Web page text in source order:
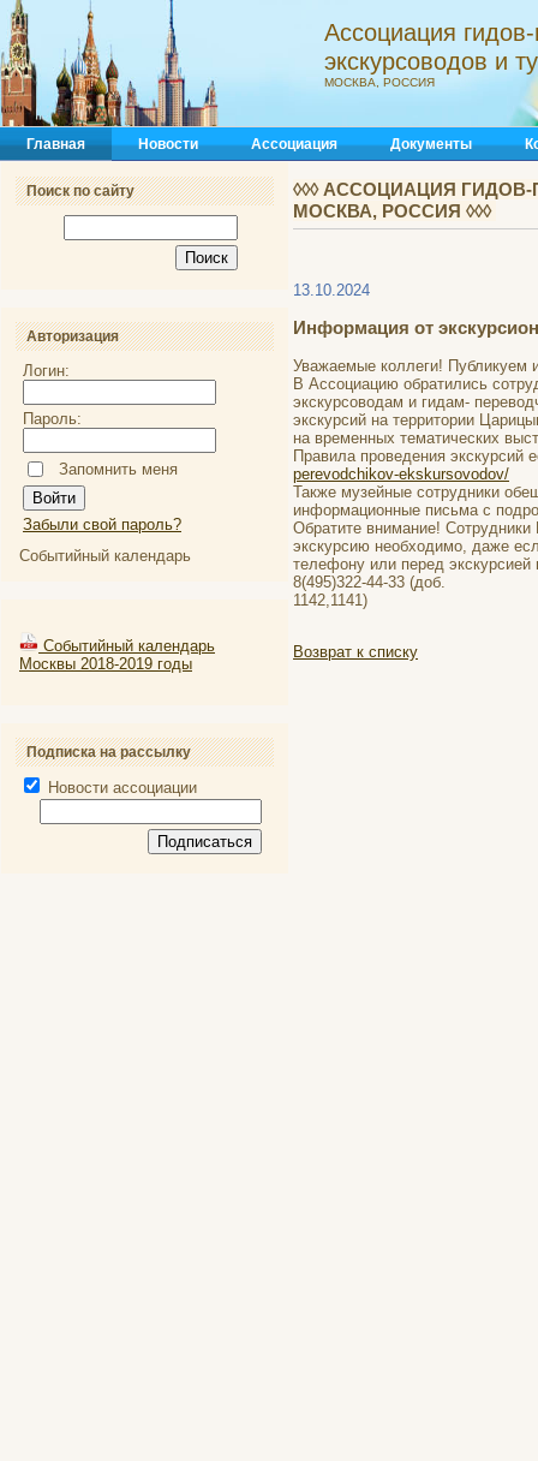
Ассоциация
экскурсоводов и
МОСКВА, РОССИЯ
Главная Новости Ассоциация Документы
Поиск по сайту
Авторизация
Логин:
Пароль:
Запомнить меня
Забыли свой пароль?
Событийный календарь
Событийный календарь
Москвы 2018-2019 годы
Подписка на рассылку
Новости ассоциации
◊◊◊ АССОЦИАЦИЯ
МОСКВА, РОССИЯ ◊◊◊
13.10.2024
Информация от
Уважаемые коллеги! Публикуем
В Ассоциацию обратились
экскурсоводам и гидам-
экскурсий на территории
на временных тематических
Правила проведения экскурсий
perevodchikov-ekskursovodov/
Также музейные сотрудники
информационные письма с
Обратите внимание!
экскурсию необходимо, даже
телефону или перед экскурсией
8(495)322-44-33 (доб.
1142,1141)
Возврат к списку